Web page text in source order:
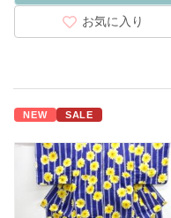
お気に入り
NEW SALE